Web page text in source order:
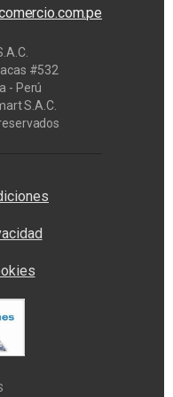
#532
- Perú
S.A.C.